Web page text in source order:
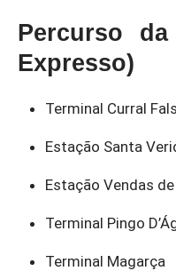
Percurso
Expresso)
Terminal Curral
Estação Santa
Estação Vendas
Terminal Pingo
Terminal Magarça